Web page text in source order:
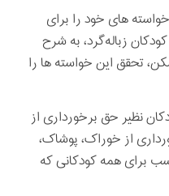
های خود را برای
زباله‌گرد، به شرح
تحقق این خواسته ها را
نظیر حق برخورداری از
از خوراک، پوشاک،
برای همه کودکانی که